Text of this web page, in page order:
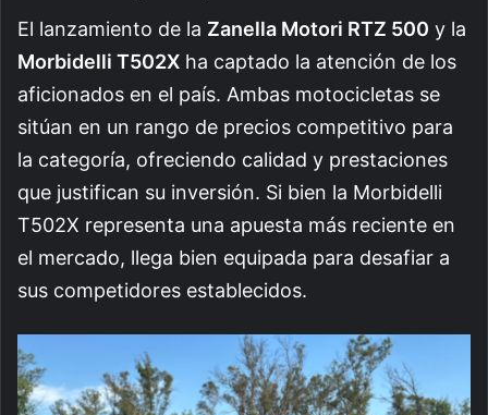
El lanzamiento de la Zanella Motori RTZ 500 y la
Morbidelli T502X ha captado la atención de los
aficionados en el país. Ambas motocicletas se
sitúan en un rango de precios competitivo para
la categoría, ofreciendo calidad y prestaciones
que justifican su inversión. Si bien la Morbidelli
T502X representa una apuesta más reciente en
el mercado, llega bien equipada para desafiar a
sus competidores establecidos.